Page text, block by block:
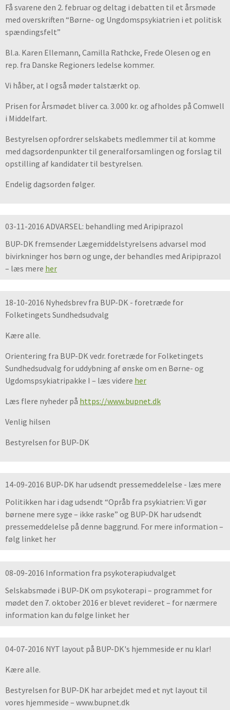
Få svarene den 2. februar og deltag i debatten til et årsmøde
med overskriften “Børne- og Ungdomspsykiatrien i et politisk
spændingsfelt”
Bl.a. Karen Ellemann, Camilla Rathcke, Frede Olesen og en
rep. fra Danske Regioners ledelse kommer.
Vi håber, at I også møder talstærkt op.
Prisen for Årsmødet bliver ca. 3.000 kr. og afholdes på Comwell
i Middelfart.
Bestyrelsen opfordrer selskabets medlemmer til at komme
med dagsordenpunkter til generalforsamlingen og forslag til
opstilling af kandidater til bestyrelsen.
Endelig dagsorden følger.
03-11-2016 ADVARSEL: behandling med Aripiprazol
BUP-DK fremsender Lægemiddelstyrelsens advarsel mod
bivirkninger hos børn og unge, der behandles med Aripiprazol
– læs mere her
18-10-2016 Nyhedsbrev fra BUP-DK - foretræde for
Folketingets Sundhedsudvalg
Kære alle.
Orientering fra BUP-DK vedr. foretræde for Folketingets
Sundhedsudvalg for uddybning af ønske om en Børne- og
Ugdomspsykiatripakke I – læs videre her
Læs flere nyheder på https://www.bupnet.dk
Venlig hilsen
Bestyrelsen for BUP-DK
14-09-2016 BUP-DK har udsendt pressemeddelelse - læs mere
Politikken har i dag udsendt “Opråb fra psykiatrien: Vi gør
børnene mere syge – ikke raske” og BUP-DK har udsendt
pressemeddelelse på denne baggrund. For mere information –
følg linket her
08-09-2016 Information fra psykoterapiudvalget
Selskabsmøde i BUP-DK om psykoterapi – programmet for
mødet den 7. oktober 2016 er blevet revideret – for nærmere
information kan du følge linket her
04-07-2016 NYT layout på BUP-DK's hjemmeside er nu klar!
Kære alle.
Bestyrelsen for BUP-DK har arbejdet med et nyt layout til
vores hjemmeside – www.bupnet.dk